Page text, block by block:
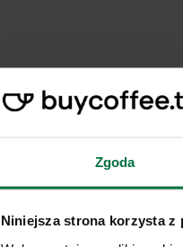
Zgoda
Niniejsza strona korzysta z